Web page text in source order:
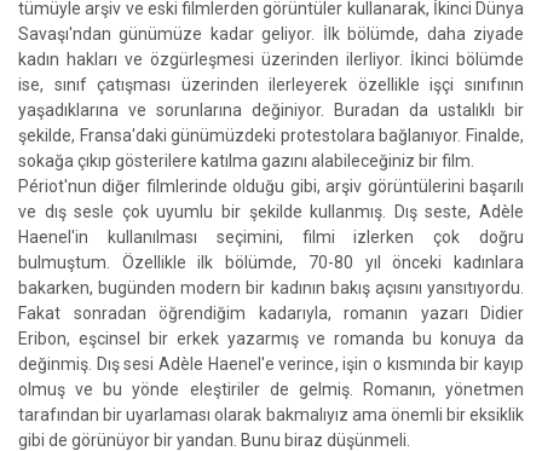
tümüyle arşiv ve eski filmlerden görüntüler kullanarak, İkinci Dünya
Savaşı'ndan günümüze kadar geliyor. İlk bölümde, daha ziyade
kadın hakları ve özgürleşmesi üzerinden ilerliyor. İkinci bölümde
ise, sınıf çatışması üzerinden ilerleyerek özellikle işçi sınıfının
yaşadıklarına ve sorunlarına değiniyor. Buradan da ustalıklı bir
şekilde, Fransa'daki günümüzdeki protestolara bağlanıyor. Finalde,
sokağa çıkıp gösterilere katılma gazını alabileceğiniz bir film.
Périot'nun diğer filmlerinde olduğu gibi, arşiv görüntülerini başarılı
ve dış sesle çok uyumlu bir şekilde kullanmış. Dış seste, Adèle
Haenel'in kullanılması seçimini, filmi izlerken çok doğru
bulmuştum. Özellikle ilk bölümde, 70-80 yıl önceki kadınlara
bakarken, bugünden modern bir kadının bakış açısını yansıtıyordu.
Fakat sonradan öğrendiğim kadarıyla, romanın yazarı Didier
Eribon, eşcinsel bir erkek yazarmış ve romanda bu konuya da
değinmiş. Dış sesi Adèle Haenel'e verince, işin o kısmında bir kayıp
olmuş ve bu yönde eleştiriler de gelmiş. Romanın, yönetmen
tarafından bir uyarlaması olarak bakmalıyız ama önemli bir eksiklik
gibi de görünüyor bir yandan. Bunu biraz düşünmeli.